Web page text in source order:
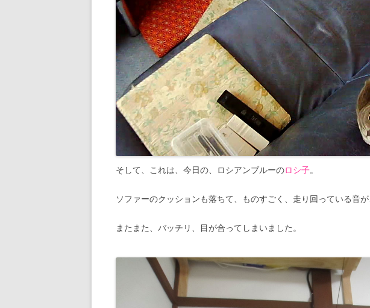
そして、これは、今日の、ロシアンブルーのロシ子。
ソファーのクッションも落ちて、ものすごく、走り回っている音が
またまた、バッチリ、目が合ってしまいました。